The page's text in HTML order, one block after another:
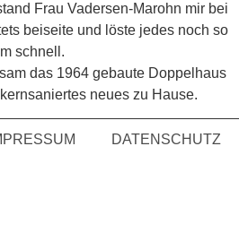
Frau Vadersen-Marohn mir bei
beiseite und löste jedes noch so
schnell.
das 1964 gebaute Doppelhaus
neues zu Hause.
DATENSCHUTZ